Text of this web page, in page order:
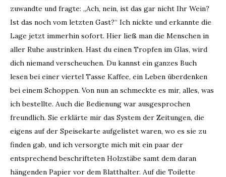
zuwandte und fragte: „Ach, nein, ist das gar nicht Ihr Wein?
Ist das noch vom letzten Gast?“ Ich nickte und erkannte die
Lage jetzt immerhin sofort. Hier ließ man die Menschen in
aller Ruhe austrinken. Hast du einen Tropfen im Glas, wird
dich niemand verscheuchen. Du kannst ein ganzes Buch
lesen bei einer viertel Tasse Kaffee, ein Leben überdenken
bei einem Schoppen. Von nun an schmeckte es mir, alles, was
ich bestellte. Auch die Bedienung war ausgesprochen
freundlich. Sie erklärte mir das System der Zeitungen, die
eigens auf der Speisekarte aufgelistet waren, wo es sie zu
finden gab, und ich versorgte mich mit ein paar der
entsprechend beschrifteten Holzstäbe samt dem daran
hängenden Papier vor dem Blatthalter. Auf die Toilette